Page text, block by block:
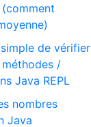
de vérifier
/
Java REPL
nombres
Java